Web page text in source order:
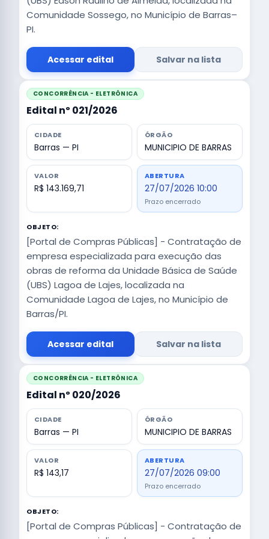
Comunidade Sossego, no Município de Barras–
PI.
Acessar edital Salvar na lista
CONCORRÊNCIA - ELETRÔNICA
Edital nº 021/2026
CIDADE
Barras — PI
ÓRGÃO
MUNICIPIO DE BARRAS
VALOR
R$ 143.169,71
ABERTURA
27/07/2026 10:00
Prazo encerrado
OBJETO:
[Portal de Compras Públicas] - Contratação de
empresa especializada para execução das
obras de reforma da Unidade Básica de Saúde
(UBS) Lagoa de Lajes, localizada na
Comunidade Lagoa de Lajes, no Município de
Barras/PI.
Acessar edital Salvar na lista
CONCORRÊNCIA - ELETRÔNICA
Edital nº 020/2026
CIDADE
Barras — PI
ÓRGÃO
MUNICIPIO DE BARRAS
VALOR
R$ 143,17
ABERTURA
27/07/2026 09:00
Prazo encerrado
OBJETO:
[Portal de Compras Públicas] - Contratação de